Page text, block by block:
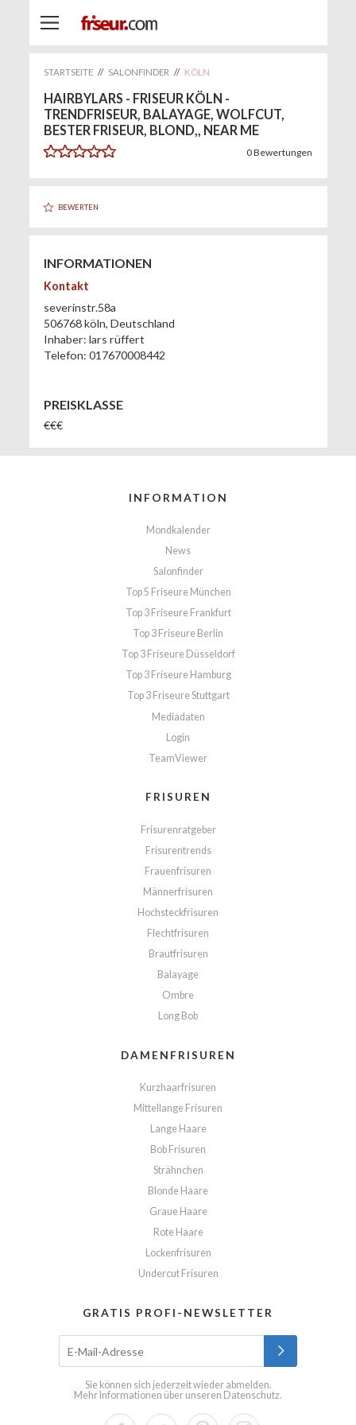
STARTSEITE // SALONFINDER // KÖLN
HAIRBYLARS - FRISEUR KÖLN -
TRENDFRISEUR, BALAYAGE, WOLFCUT,
BESTER FRISEUR, BLOND,, NEAR ME
0Bewertungen
BEWERTEN
INFORMATIONEN
Kontakt
severinstr.58a
506768köln, Deutschland
Inhaber: lars rüffert
Telefon: 017670008442
PREISKLASSE
€€€
INFORMATION
Mondkalender
News
Salonfinder
Top 5 Friseure München
Top 3 Friseure Frankfurt
Top 3 Friseure Berlin
Top 3 Friseure Düsseldorf
Top 3 Friseure Hamburg
Top 3 Friseure Stuttgart
Mediadaten
Login
TeamViewer
FRISUREN
Frisurenratgeber
Frisurentrends
Frauenfrisuren
Männerfrisuren
Hochsteckfrisuren
Flechtfrisuren
Brautfrisuren
Balayage
Ombre
Long Bob
DAMENFRISUREN
Kurzhaarfrisuren
Mittellange Frisuren
Lange Haare
Bob Frisuren
Strähnchen
Blonde Haare
Graue Haare
Rote Haare
Lockenfrisuren
Undercut Frisuren
GRATIS PROFI-NEWSLETTER
Sie können sich jederzeit wieder abmelden.
Mehr Informationen über unseren Datenschutz.